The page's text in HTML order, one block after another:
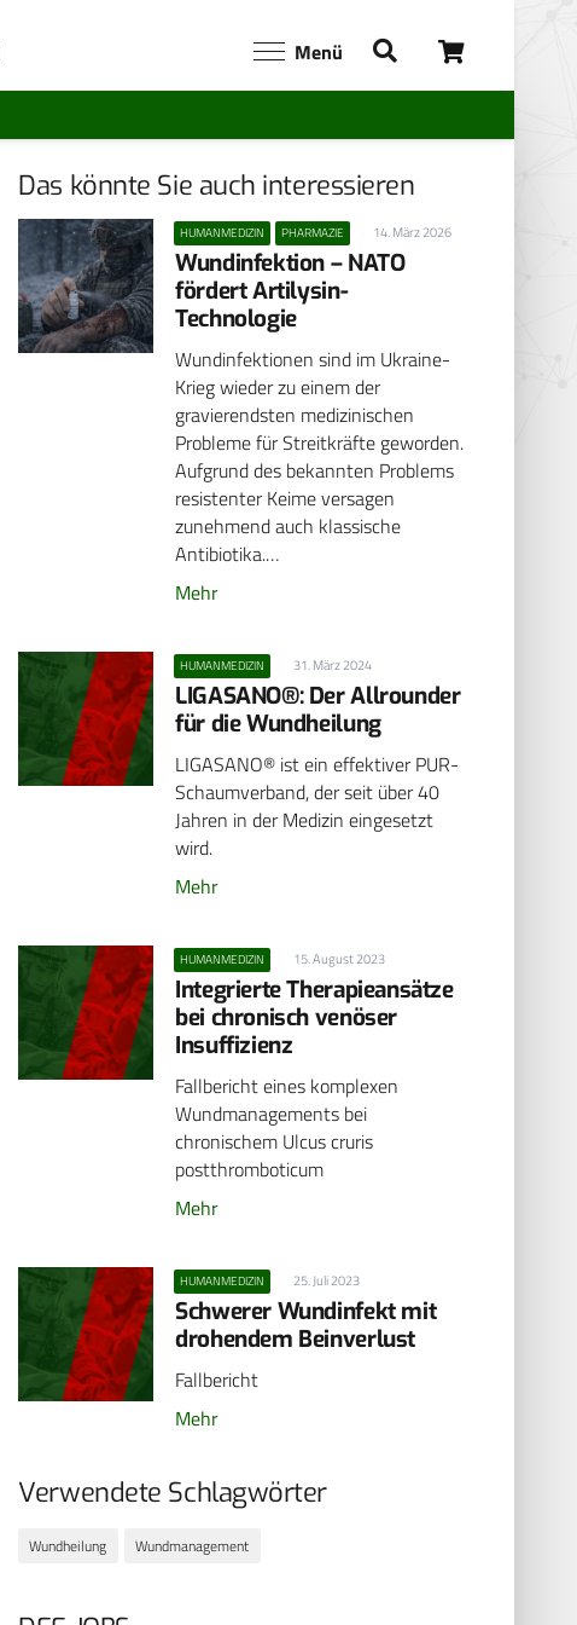
Menü
Das könnte Sie auch interessieren
HUMANMEDIZIN PHARMAZIE 14. März 2026
Wundinfektion – NATO
fördert Artilysin-
Technologie
Wundinfektionen sind im Ukraine-
Krieg wieder zu einem der
gravierendsten medizinischen
Probleme für Streitkräfte geworden.
Aufgrund des bekannten Problems
resistenter Keime versagen
zunehmend auch klassische
Antibiotika.…
Mehr
HUMANMEDIZIN 31. März 2024
LIGASANO®: Der Allrounder
für die Wundheilung
LIGASANO® ist ein effektiver PUR-
Schaumverband, der seit über 40
Jahren in der Medizin eingesetzt
wird.
Mehr
HUMANMEDIZIN 15. August 2023
Integrierte Therapieansätze
bei chronisch venöser
Insuffizienz
Fallbericht eines komplexen
Wundmanagements bei
chronischem Ulcus cruris
postthromboticum
Mehr
HUMANMEDIZIN 25. Juli 2023
Schwerer Wundinfekt mit
drohendem Beinverlust
Fallbericht
Mehr
Verwendete Schlagwörter
Wundheilung Wundmanagement